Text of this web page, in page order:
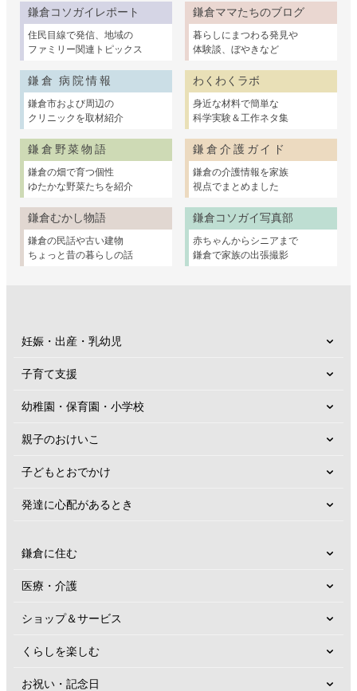
鎌倉コソガイレポート
住民目線で発信、地域の
ファミリー関連トピックス
鎌倉ママたちのブログ
暮らしにまつわる発見や
体験談、ぼやきなど
鎌倉 病院情報
鎌倉市および周辺の
クリニックを取材紹介
わくわくラボ
身近な材料で簡単な
科学実験＆工作ネタ集
鎌倉野菜物語
鎌倉の畑で育つ個性
ゆたかな野菜たちを紹介
鎌倉介護ガイド
鎌倉の介護情報を家族
視点でまとめました
鎌倉むかし物語
鎌倉の民話や古い建物
ちょっと昔の暮らしの話
鎌倉コソガイ写真部
赤ちゃんからシニアまで
鎌倉で家族の出張撮影
妊娠・出産・乳幼児
子育て支援
幼稚園・保育園・小学校
親子のおけいこ
子どもとおでかけ
発達に心配があるとき
鎌倉に住む
医療・介護
ショップ＆サービス
くらしを楽しむ
お祝い・記念日